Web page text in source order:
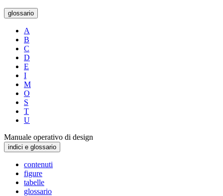
glossario
A
B
C
D
E
I
M
O
S
T
U
Manuale operativo di design
indici e glossario
contenuti
figure
tabelle
glossario